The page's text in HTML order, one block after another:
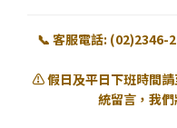
📞 客服電話: (02)2346-
⚠️ 假日及平日下班時間
統留言，我們